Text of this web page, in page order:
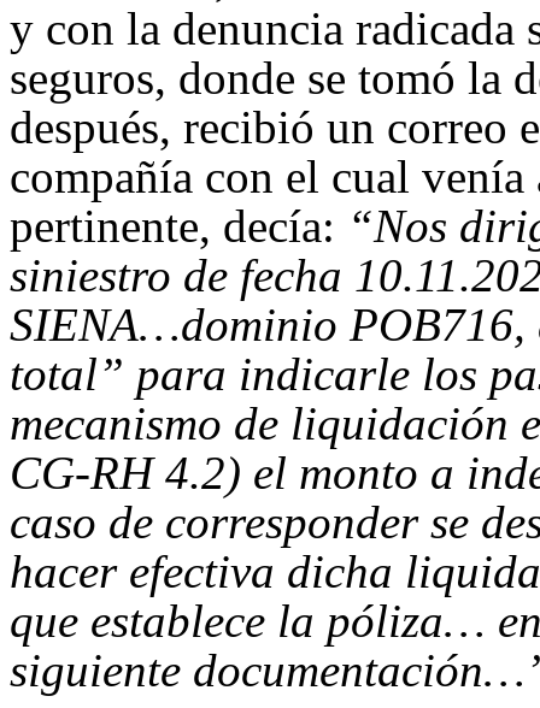
y con la denuncia radicada
seguros, donde se tomó la
después, recibió un correo
compañía con el cual
pertinente, decía: “Nos
siniestro de fecha
SIENA…dominio POB716,
total” para indicarle los
mecanismo de liquidación
CG-RH 4.2) el monto a
caso de corresponder se
hacer efectiva dicha
que establece la póliza…
siguiente